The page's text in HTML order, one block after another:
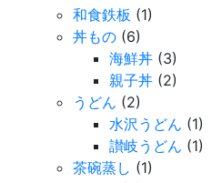
和食鉄板 (1)
丼もの (6)
海鮮丼 (3)
親子丼 (2)
うどん (2)
水沢うどん (1)
讃岐うどん (1)
茶碗蒸し (1)